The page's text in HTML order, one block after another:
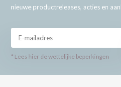
nieuwe productreleases, acties en
* Lees hier de wettelijke beperkingen